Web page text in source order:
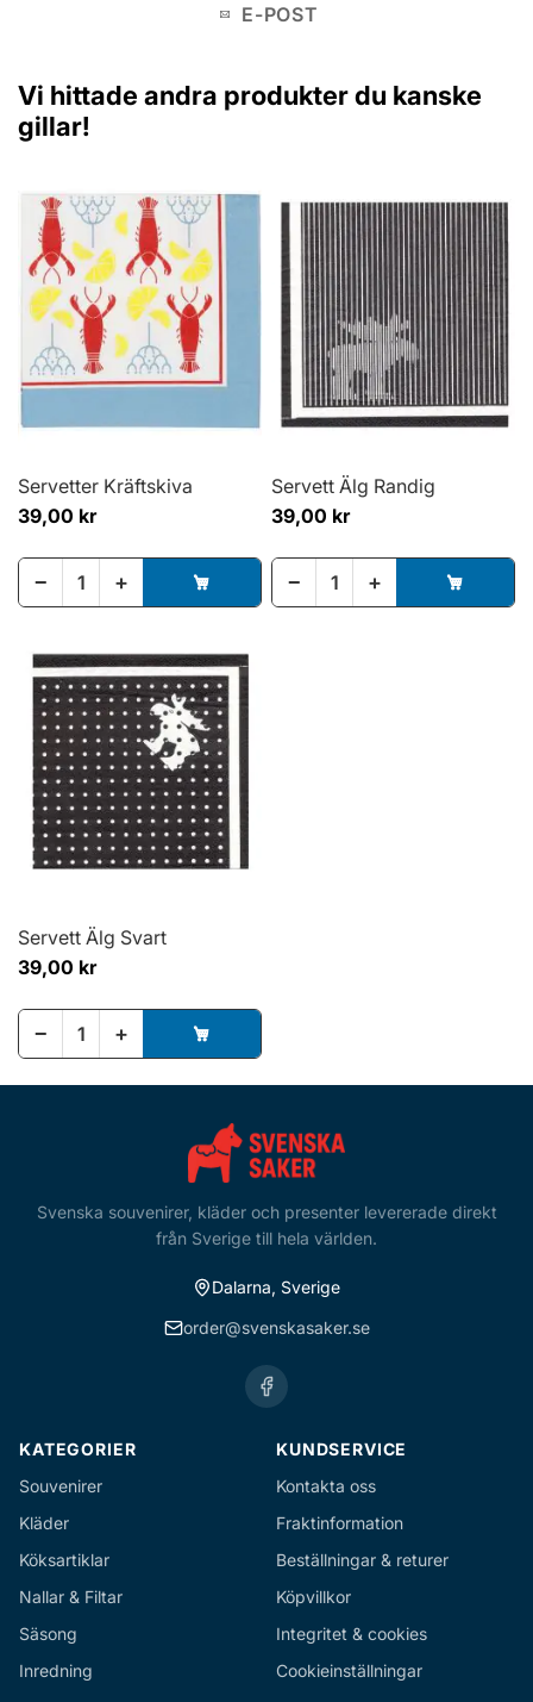
E-POST
Vi hittade andra produkter du kanske
gillar!
Servetter Kräftskiva
39,00 kr
− +
Servett Älg Randig
39,00 kr
− +
Servett Älg Svart
39,00 kr
− +
Svenska souvenirer, kläder och presenter levererade direkt
från Sverige till hela världen.
Dalarna, Sverige
order@svenskasaker.se
KATEGORIER
Souvenirer
Kläder
Köksartiklar
Nallar & Filtar
Säsong
Inredning
KUNDSERVICE
Kontakta oss
Fraktinformation
Beställningar & returer
Köpvillkor
Integritet & cookies
Cookieinställningar